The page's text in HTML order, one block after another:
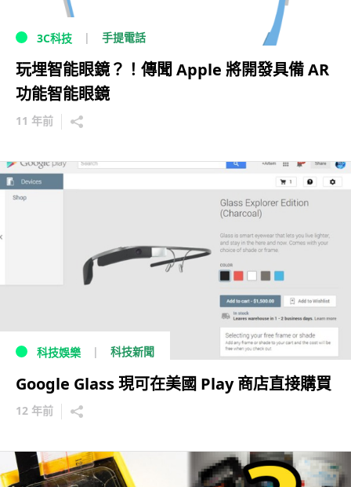
3C科技 手提電話
玩埋智能眼鏡？！傳聞 Apple 將開發具備 AR
功能智能眼鏡
11 年前
科技娛樂 科技新聞
Google Glass 現可在美國 Play 商店直接購買
12 年前